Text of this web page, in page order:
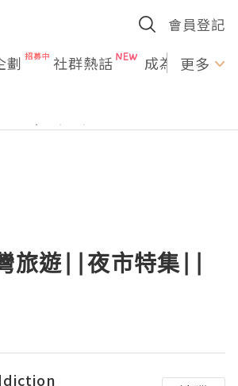
會員登記
劃 社群熱話 成為U更多
旅遊||夜市特集||